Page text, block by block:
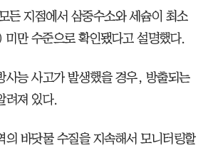
든 지점에서 삼중수소와 세슘이 최소
만 수준으로 확인됐다고 설명했다.
사능 사고가 발생했을 경우, 방출되는
려져 있다.
의 바닷물 수질을 지속해서 모니터링할